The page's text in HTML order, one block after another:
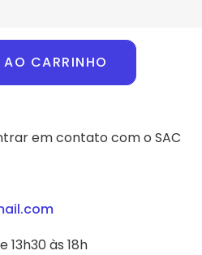
CARRINHO
em contato com o SAC
13h30 às 18h